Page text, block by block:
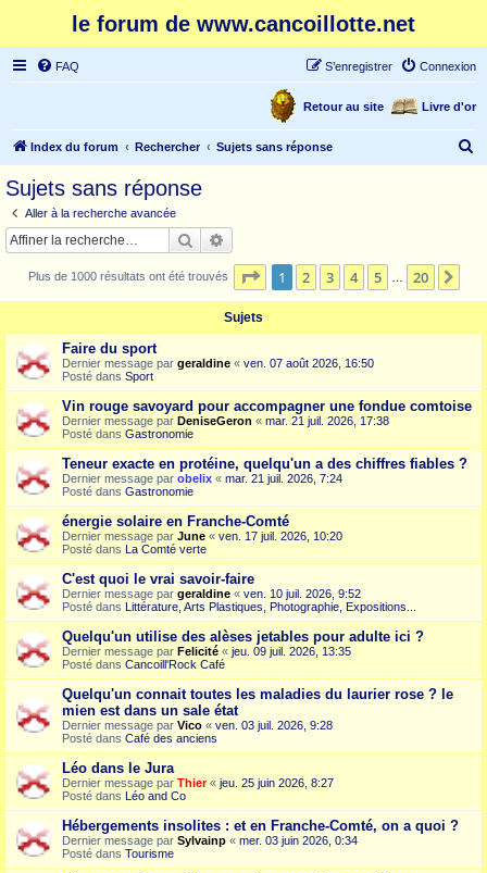
le forum de www.cancoillotte.net
FAQ Connexion
S’enregistrer
Livre d'or
Retour au site
Index du forum Rechercher Sujets sans réponse
c
Sujets sans réponse
Aller à la recherche avancée
Rechercher
Plus de 1000 résultats ont été trouvés Page 1sur20
1 2 3 4 5 20
Sujets
Faire du sport
Dernier message par geraldine « ven. 07 août 2026, 16:50
Posté dans Sport
Vin rouge savoyard pour accompagner une fondue comtoise
Dernier message par DeniseGeron « mar. 21 juil. 2026, 17:38
Posté dans Gastronomie
Teneur exacte en protéine, quelqu'un a des chiffres fiables ?
Dernier message par obelix « mar. 21 juil. 2026, 7:24
Posté dans Gastronomie
énergie solaire en Franche-Comté
Dernier message par June « ven. 17 juil. 2026, 10:20
Posté dans La Comté verte
C'est quoi le vrai savoir-faire
Dernier message par geraldine « ven. 10 juil. 2026, 9:52
Posté dans Littérature, Arts Plastiques, Photographie, Expositions...
Quelqu'un utilise des alèses jetables pour adulte ici ?
Dernier message par Felicité « jeu. 09 juil. 2026, 13:35
Posté dans Cancoill'Rock Café
Quelqu'un connait toutes les maladies du laurier rose ? le
mien est dans un sale état
Dernier message par Vico « ven. 03 juil. 2026, 9:28
Posté dans Café des anciens
Léo dans le Jura
Dernier message par Thier« jeu. 25 juin 2026, 8:27
Posté dans Léo and Co
Hébergements insolites : et en Franche-Comté, on a quoi ?
Dernier message par Sylvainp « mer. 03 juin 2026, 0:34
Posté dans Tourisme